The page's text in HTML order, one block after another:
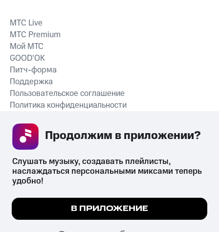
СКАЧАТЬ ПРИЛОЖЕНИЕ
MTС Live
MTС Premium
Мой МТС
GOOD’OK
Питч-форма
Поддержка
Пользовательское соглашение
Политика конфиденциальности
психотропных веществ, их аналогов причиняет вред здоровью,
их незаконный оборот запрещён и влечёт установленную
законодательством ответственность.
© 2026 ООО «КИОН».
Мы используем куки, чтобы на сайте все
Подробнее
Слушать музыку, создавать плейлисты,
наслаждаться персональными миксами теперь
удобно!
В ПРИЛОЖЕНИЕ